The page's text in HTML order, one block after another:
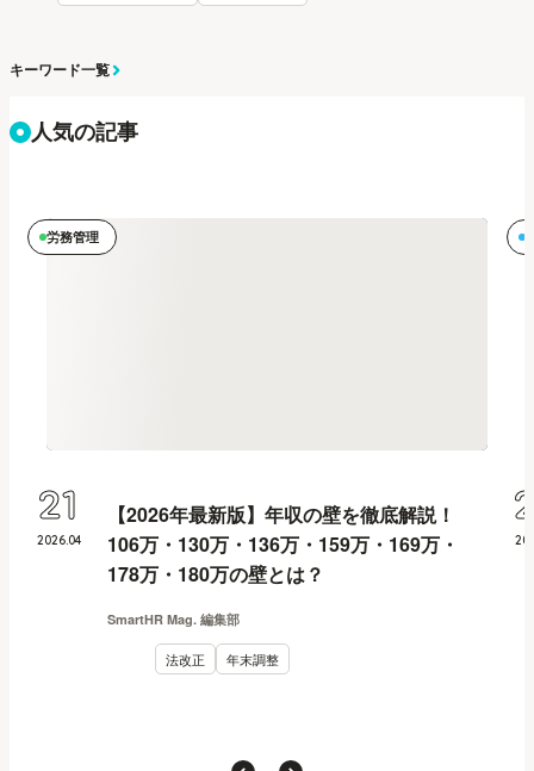
キーワード一覧
人気の記事
労務管理
【2026年最新版】年収の壁を徹底解説！
106万・130万・136万・159万・169万・
178万・180万の壁とは？
SmartHR Mag. 編集部
法改正 年末調整
2026.04
21